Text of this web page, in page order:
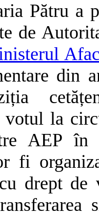
Pătru
de
votul la
AEP în
fi
drept de